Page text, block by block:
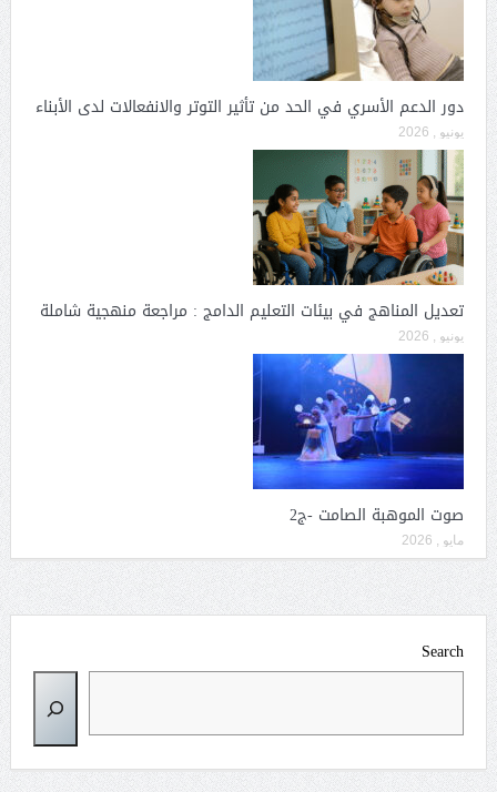
دور الدعم الأسري في الحد من تأثير التوتر والانفعالات لدى الأبناء
يونيو , 2026
تعديل المناهج في بيئات التعليم الدامج : مراجعة منهجية شاملة
يونيو , 2026
صوت الموهبة الصامت -ج2
مايو , 2026
Search